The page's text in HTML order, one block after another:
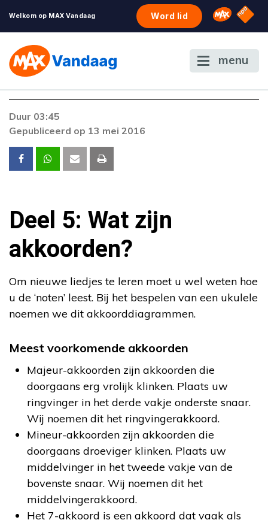
Welkom op MAX Vandaag Word lid Omroep
NPO
menu
Duur 03:45
Gepubliceerd op 13 mei 2016
Deel 5: Wat zijn
akkoorden?
Om nieuwe liedjes te leren moet u wel weten hoe
u de ‘noten’ leest. Bij het bespelen van een ukulele
noemen we dit akkoorddiagrammen.
Meest voorkomende akkoorden
Majeur-akkoorden zijn akkoorden die
doorgaans erg vrolijk klinken. Plaats uw
ringvinger in het derde vakje onderste snaar.
Wij noemen dit het ringvingerakkoord.
Mineur-akkoorden zijn akkoorden die
doorgaans droeviger klinken. Plaats uw
middelvinger in het tweede vakje van de
bovenste snaar. Wij noemen dit het
middelvingerakkoord.
Het 7-akkoord is een akkoord dat vaak als